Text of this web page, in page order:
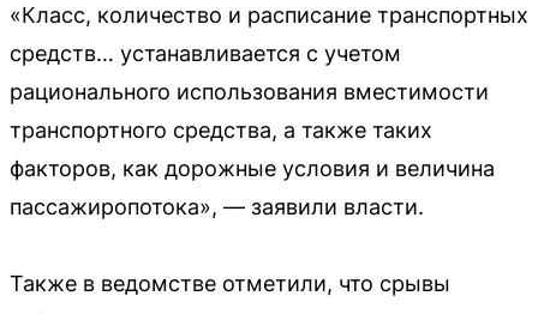
«Класс, количество и расписание транспортных
средств… устанавливается с учетом
рационального использования вместимости
транспортного средства, а также таких
факторов, как дорожные условия и величина
пассажиропотока», — заявили власти.
Также в ведомстве отметили, что срывы